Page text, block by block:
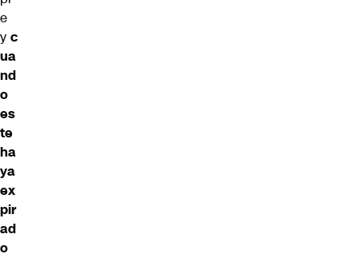
e
y c
ua
nd
o
es
te
ha
ya
ex
pir
ad
o